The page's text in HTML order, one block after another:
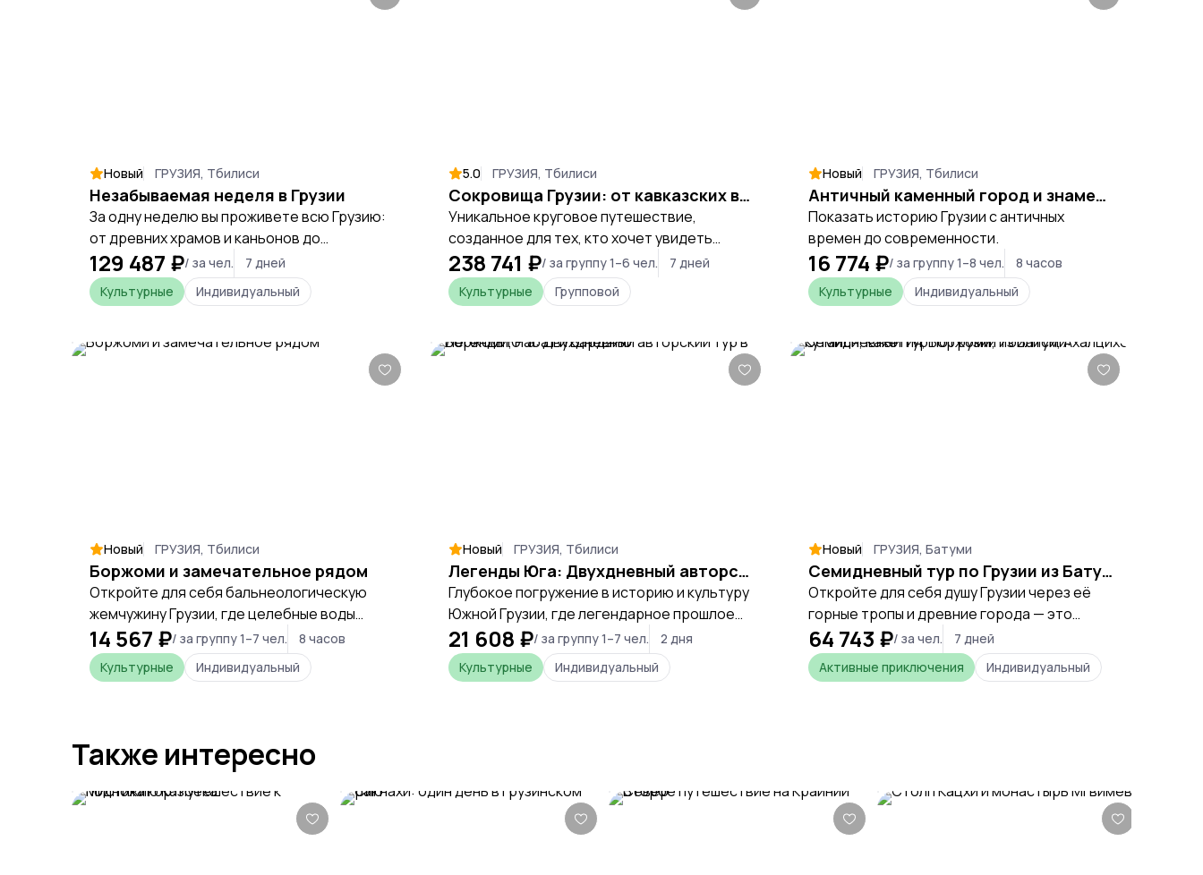
Новый ГРУЗИЯ, Тбилиси
Незабываемая неделя в Грузии
За одну неделю вы проживете всю Грузию:
от древних храмов и каньонов до
дегустации вина и прогулок по морскому
побережью. Это путешествие, где каждый
день раскрывает новый слой многовековой
сердце тепло настоящего грузинского
129 487 ₽/ за чел.
7 дней
Культурные
Индивидуальный
5.0 ГРУЗИЯ, Тбилиси
Сокровища Грузии: от кавказских вершин до пещерных городов
Уникальное круговое путешествие,
созданное для тех, кто хочет увидеть
настоящую Грузию за одну неделю. Вы
подниметесь к подножию величественного
Казбека, продегустируете редкие вина на
подсвеченные лазерами пещеры и
238 741 ₽/ за группу 1–6 чел.
7 дней
Культурные
Групповой
Новый ГРУЗИЯ, Тбилиси
Античный каменный город и знаменитые источники Боржоми
Показать историю Грузии с античных
времен до современности.
16 774 ₽/ за группу 1–8 чел.
8 часов
Культурные
Индивидуальный
Новый ГРУЗИЯ, Тбилиси
Боржоми и замечательное рядом
Откройте для себя бальнеологическую
жемчужину Грузии, где целебные воды
соседствуют с первозданной природой
крупнейшего в Европе национального
парка и древней духовной тишиной
14 567 ₽/ за группу 1–7 чел.
8 часов
Культурные
Индивидуальный
Новый ГРУЗИЯ, Тбилиси
Легенды Юга: Двухдневный авторский тур в Боржоми, Рабат и Вардзию
Глубокое погружение в историю и культуру
Южной Грузии, где легендарное прошлое
встречается с первозданной природой.
21 608 ₽/ за группу 1–7 чел.
2 дня
Культурные
Индивидуальный
Новый ГРУЗИЯ, Батуми
Семидневный тур по Грузии из Батуми: Кутаиси, Кахетия, Боржоми, Тбилиси, Ахалцихе
Откройте для себя душу Грузии через её
горные тропы и древние города — это
путешествие для тех, кто ищет не просто
отдых, а настоящее приключение,
наполненное энергией природы и
64 743 ₽/ за чел.
7 дней
Активные приключения
Индивидуальный
Также интересно